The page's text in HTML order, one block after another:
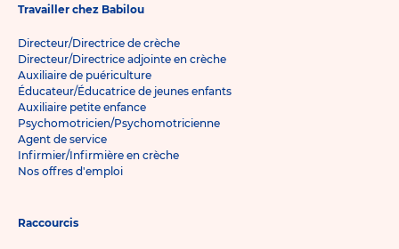
Travailler chez Babilou
Directeur/Directrice de crèche
Directeur/Directrice adjointe en crèche
Auxiliaire de puériculture
Éducateur/Éducatrice de jeunes enfants
Auxiliaire petite enfance
Psychomotricien/Psychomotricienne
Agent de service
Infirmier/Infirmière en crèche
Nos offres d'emploi
Raccourcis